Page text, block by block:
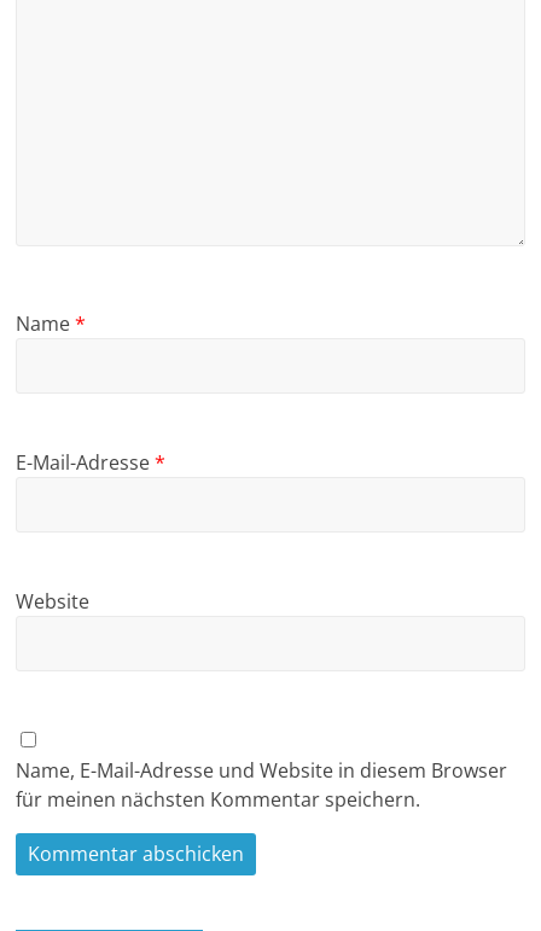
Name*
E-Mail-Adresse*
Website
Name, E-Mail-Adresse und Website in diesem Browser
für meinen nächsten Kommentar speichern.